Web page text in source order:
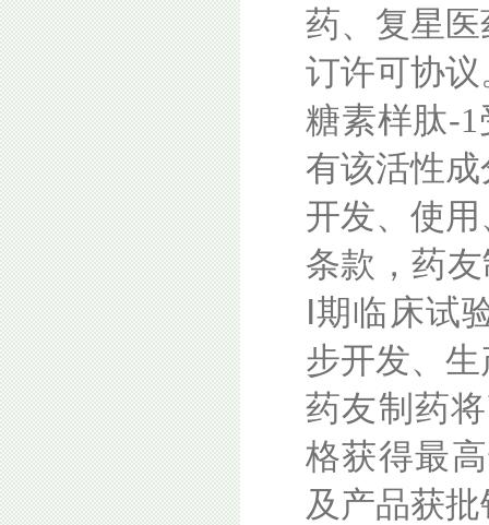
药、复星
订许可协
糖素样肽-1
有该活性
开发、使
条款，药
Ⅰ期临床试
步开发、
药友制药
格获得最
及产品获